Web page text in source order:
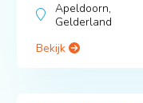
Apeldoorn,
Gelderland
Bekijk